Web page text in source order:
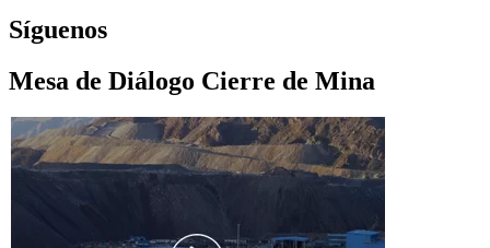
Síguenos
Mesa de Diálogo Cierre de Mina